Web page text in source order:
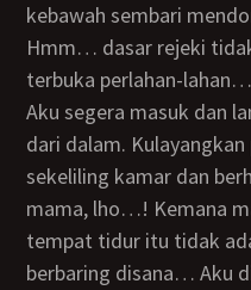
kebawah sembari
Hmm… dasar rejeki
terbuka perlahan-lahan…
Aku segera masuk dan langsung mengunci pintunya
dari dalam.
sekeliling kamar dan
mama, lho…! Kemana
tempat tidur itu tidak
berbaring disana… Aku